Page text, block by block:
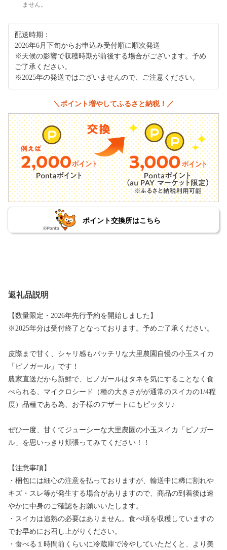
ません。
配送時期：
2026年6月下旬からお申込み受付順に順次発送
※天候の影響で収穫時期が前後する場合がございます。予め
ご了承ください。
※2025年の発送ではございませんので、ご注意ください。
＼ポイント増やしてふるさと納税！／
ポイント交換所はこちら
返礼品説明
【数量限定・2026年先行予約を開始しました】
※2025年分は受付終了となっております。予めご了承ください。
皮際まで甘く、シャリ感もバッチリな大里農園自慢の小玉スイカ
「ピノガール」です！
農家直送だから新鮮で、ピノガールはタネを気にすることなく食
べられる、マイクロシード（種の大きさがが通常のスイカの1/4程
度）品種である為、お子様のデザートにもピッタリ♪
ぜひ一度、甘くてジューシーな大里農園の小玉スイカ「ピノガー
ル」を思いっきり頬張ってみてください！！
【注意事項】
・梱包には細心の注意を払っておりますが、輸送中に稀に割れや
キズ・スレ等が発生する場合がありますので、商品の到着後は速
やかに中身のご確認をお願いいたします。
・スイカは追熟の必要はありません。食べ頃を収穫していますの
でお早めにお召し上がりください。
・食べる１時間前くらいに冷蔵庫で冷やしていただくと、より美